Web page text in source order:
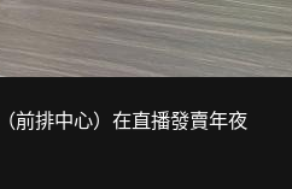
前排中心）在直播發賣年夜